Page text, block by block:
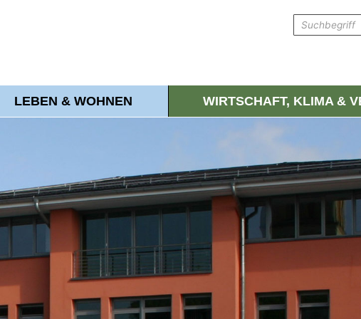
LEBEN & WOHNEN WIRTSCHAFT, KLIMA &